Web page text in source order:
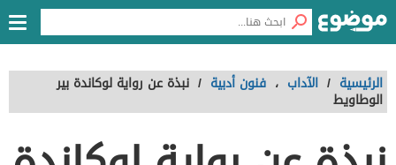
الرئيسية / الآداب ، فنون أدبية / نبذة عن رواية لوكاندة بير
الوطاويط